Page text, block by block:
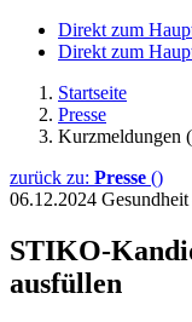
Direkt zum
Direkt zum
Startseite
Presse
Kurzmeldungen
zurück zu: Presse ()
06.12.2024
STIKO-
ausfüllen